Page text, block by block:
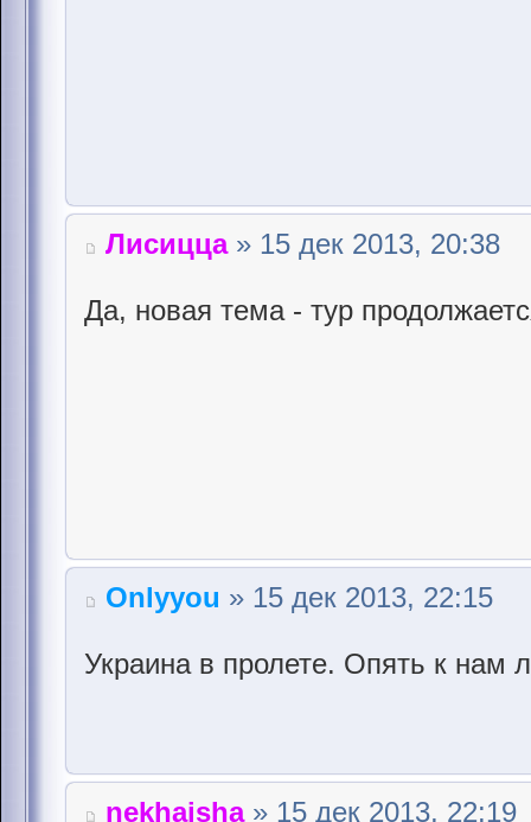
Лисицца» 15 дек 2013, 20:38
Да, новая тема - тур
Onlyyou » 15 дек 2013, 22:15
Украина в пролете. Опять к нам
nekhajsha» 15 дек 2013, 22:19